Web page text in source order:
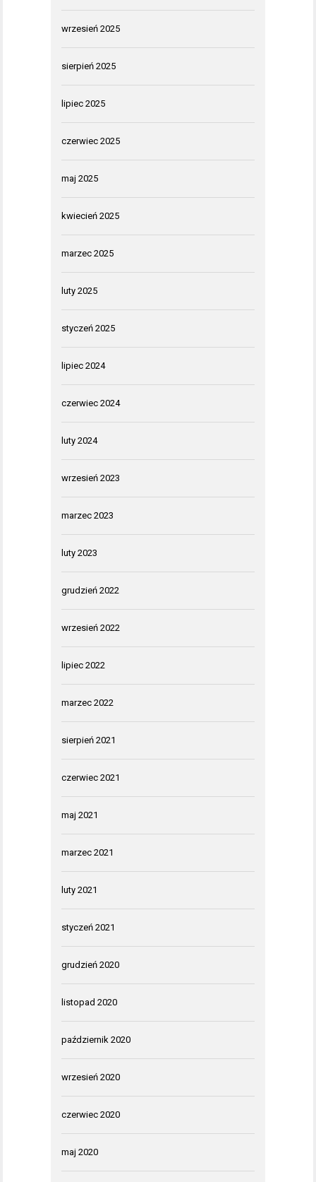
wrzesień 2025
sierpień 2025
lipiec 2025
czerwiec 2025
maj 2025
kwiecień 2025
marzec 2025
luty 2025
styczeń 2025
lipiec 2024
czerwiec 2024
luty 2024
wrzesień 2023
marzec 2023
luty 2023
grudzień 2022
wrzesień 2022
lipiec 2022
marzec 2022
sierpień 2021
czerwiec 2021
maj 2021
marzec 2021
luty 2021
styczeń 2021
grudzień 2020
listopad 2020
październik 2020
wrzesień 2020
czerwiec 2020
maj 2020